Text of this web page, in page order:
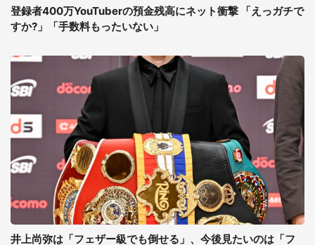
登録者400万YouTuberの預金残高にネット衝撃 「えっガチで
すか?」「手数料もったいない」
井上尚弥は「フェザー級でも倒せる」、今後見たいのは「フ